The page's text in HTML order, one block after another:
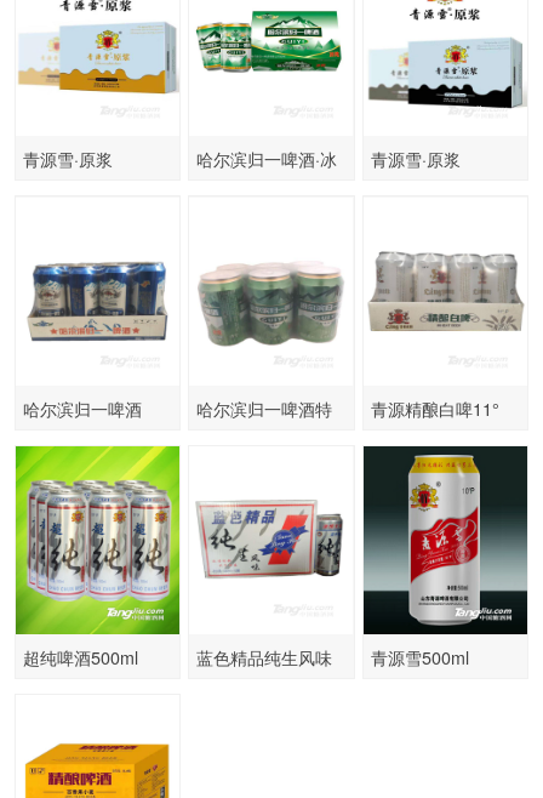
青源雪·原浆
哈尔滨归一啤酒·冰
青源雪·原浆
哈尔滨归一啤酒
哈尔滨归一啤酒特
青源精酿白啤11°
超纯啤酒500ml
蓝色精品纯生风味
青源雪500ml